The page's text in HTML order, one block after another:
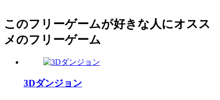
このフリーゲームが好きな人にオスス
メのフリーゲーム
3Dダンジョン